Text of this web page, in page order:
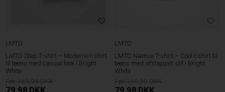
LMTD
LMTD Step T-shirt – Moderne t-shirt
til teens med casual look i Bright
White
159,95
LMTD
LMTD Namse T-shirt – Cool t-shirt til
teens med afslappet stil i Bright
White
159,95